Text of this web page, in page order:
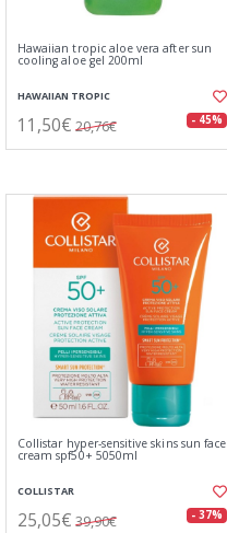
Hawaiian tropic aloe vera after sun
cooling aloe gel 200ml
HAWAIIAN TROPIC
11,50€ 20,76€ - 45%
Collistar hyper-sensitive skins sun face
cream spf50+ 5050ml
COLLISTAR
25,05€ 39,90€ - 37%